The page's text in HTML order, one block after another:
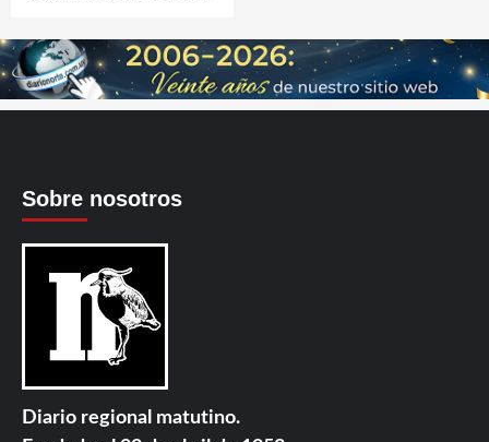
Sobre nosotros
Diario regional matutino.